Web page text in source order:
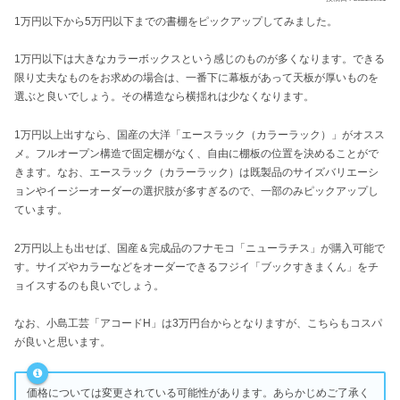
1万円以下から5万円以下までの書棚をピックアップしてみました。
1万円以下は大きなカラーボックスという感じのものが多くなります。できる
限り丈夫なものをお求めの場合は、一番下に幕板があって天板が厚いものを
選ぶと良いでしょう。その構造なら横揺れは少なくなります。
1万円以上出すなら、国産の大洋「エースラック（カラーラック）」がオスス
メ。フルオープン構造で固定棚がなく、自由に棚板の位置を決めることがで
きます。なお、エースラック（カラーラック）は既製品のサイズバリエーシ
ョンやイージーオーダーの選択肢が多すぎるので、一部のみピックアップし
ています。
2万円以上も出せば、国産＆完成品のフナモコ「ニューラチス」が購入可能で
す。サイズやカラーなどをオーダーできるフジイ「ブックすきまくん」をチ
ョイスするのも良いでしょう。
なお、小島工芸「アコードH」は3万円台からとなりますが、こちらもコスパ
が良いと思います。
価格については変更されている可能性があります。あらかじめご了承く